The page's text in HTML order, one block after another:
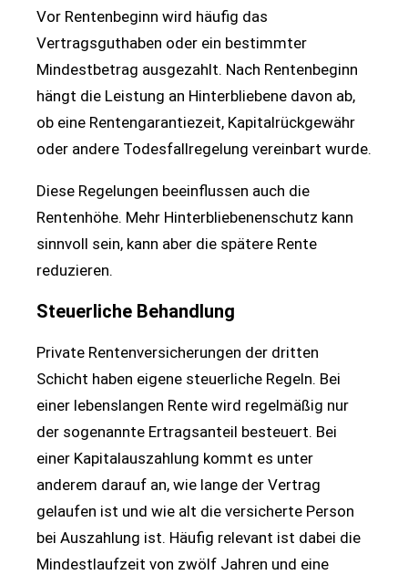
Vor Rentenbeginn wird häufig das
Vertragsguthaben oder ein bestimmter
Mindestbetrag ausgezahlt. Nach Rentenbeginn
hängt die Leistung an Hinterbliebene davon ab,
ob eine Rentengarantiezeit, Kapitalrückgewähr
oder andere Todesfallregelung vereinbart wurde.
Diese Regelungen beeinflussen auch die
Rentenhöhe. Mehr Hinterbliebenenschutz kann
sinnvoll sein, kann aber die spätere Rente
reduzieren.
Steuerliche Behandlung
Private Rentenversicherungen der dritten
Schicht haben eigene steuerliche Regeln. Bei
einer lebenslangen Rente wird regelmäßig nur
der sogenannte Ertragsanteil besteuert. Bei
einer Kapitalauszahlung kommt es unter
anderem darauf an, wie lange der Vertrag
gelaufen ist und wie alt die versicherte Person
bei Auszahlung ist. Häufig relevant ist dabei die
Mindestlaufzeit von zwölf Jahren und eine